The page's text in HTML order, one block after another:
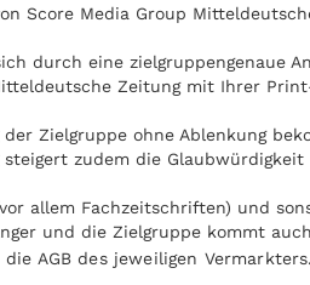
Score Media Group
durch eine zielgruppengenaue
Zeitung mit Ihrer
Zielgruppe ohne Ablenkung
zudem die
allem Fachzeitschriften) und
und die Zielgruppe kommt
AGB des jeweiligen